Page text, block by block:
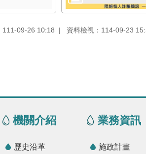
111-09-26 10:18 資料檢視：114-09-23
機關介紹
歷史沿革
業務資訊
施政計畫